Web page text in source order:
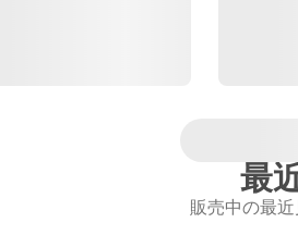
最
販売中の最近